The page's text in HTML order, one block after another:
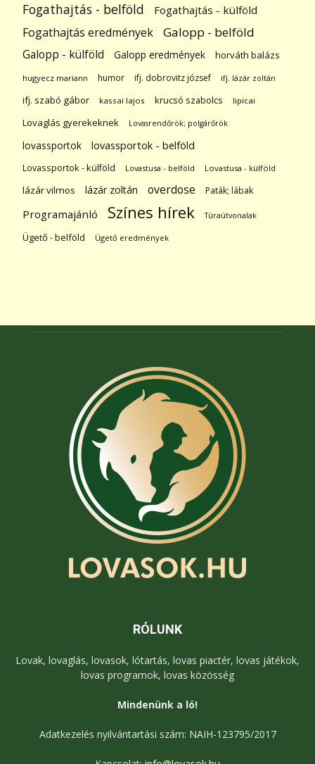
Fogathajtás - belföld Fogathajtás - külföld
Fogathajtás eredmények Galopp - belföld
Galopp - külföld Galopp eredmények horváth balázs
hugyecz mariann humor ifj. dobrovitz józsef ifj. lázár zoltán
ifj. szabó gábor kassai lajos krucsó szabolcs lipicai
Lovaglás gyerekeknek Lovasrendőrök; polgárőrök
lovassportok lovassportok - belföld
Lovassportok - külföld Lovastusa - belföld Lovastusa - külföld
lázár vilmos lázár zoltán overdose Paták; lábak
Programajánló Színes hírek Túraútvonalak
Ügető - belföld Ügető eredmények
RÓLUNK
Lovak, lovaglás, lovasok, lótartás, lovas piactér, lovas játékok,
lovas programok, lovas közösség
Mindenünk a ló!
Adatkezelés nyilvántartási szám: NAIH-123795/2017